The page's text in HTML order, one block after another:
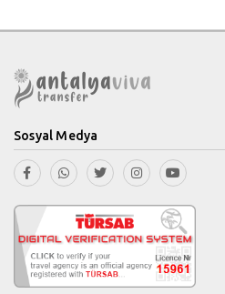
Sosyal Medya